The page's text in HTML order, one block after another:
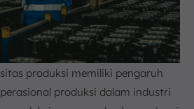
produksi memiliki pengaruh
produksi dalam industri